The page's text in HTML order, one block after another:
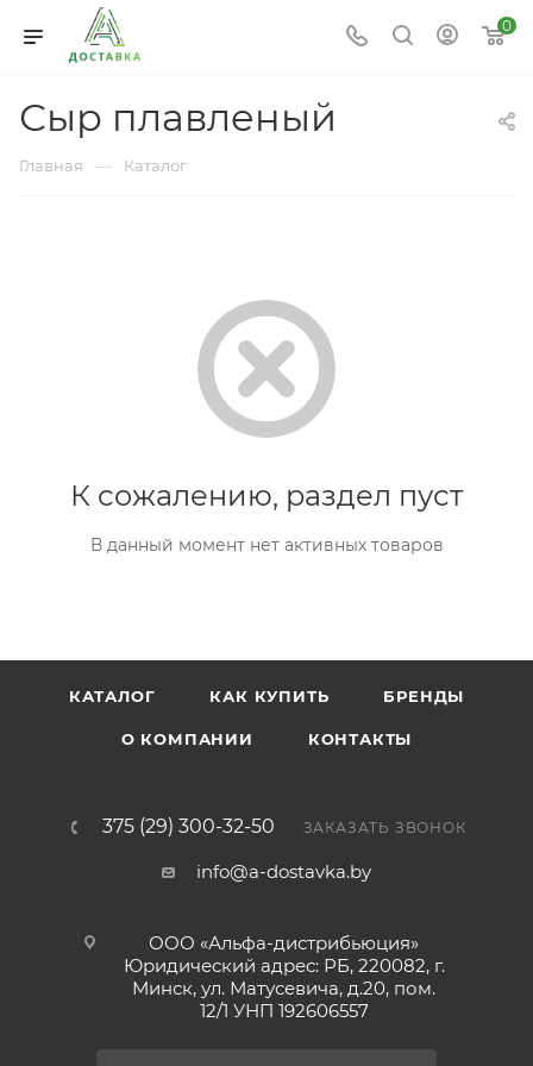
0
Сыр плавленый
Главная — Каталог
К сожалению, раздел пуст
В данный момент нет активных товаров
КАТАЛОГ КАК КУПИТЬ БРЕНДЫ
О КОМПАНИИ КОНТАКТЫ
375 (29) 300-32-50 ЗАКАЗАТЬ ЗВОНОК
info@a-dostavka.by
ООО «Альфа-дистрибьюция»
Юридический адрес: РБ, 220082, г.
Минск, ул. Матусевича, д.20, пом.
12/1 УНП 192606557